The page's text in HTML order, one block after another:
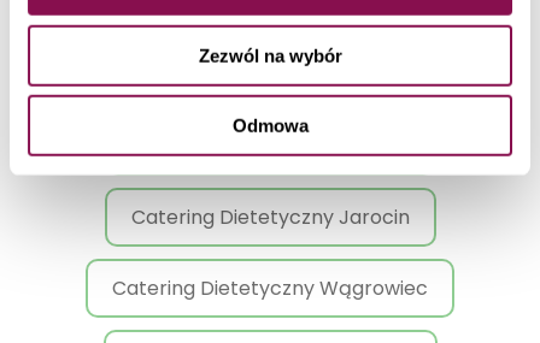
Zezwól na wybór
Odmowa
Catering Dietetyczny Konin
Catering Dietetyczny Jarocin
Catering Dietetyczny Wągrowiec